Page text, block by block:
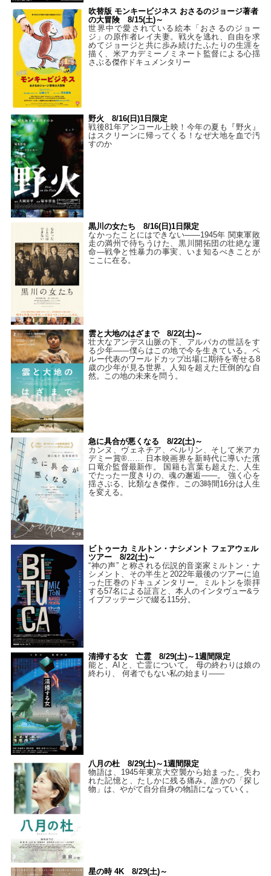
吹替版 モンキービジネス おさるのジョージ著者
の大冒険 8/15(土)～
世界中で愛されている絵本「おさるのジョー
ジ」の原作者レイ夫妻。戦火を逃れ、自由を求
めてジョージと共に歩み続けたふたりの生涯を
描く、米アカデミーノミネート監督による心揺
さぶる傑作ドキュメンタリー
野火 8/16(日)1日限定
戦後81年アンコール上映！今年の夏も『野火』
はスクリーンに帰ってくる！なぜ大地を血で汚
すのか
黒川の女たち 8/16(日)1日限定
なかったことにはできない——1945年 関東軍敗
走の満州で待ちうけた、黒川開拓団の壮絶な運
命―戦争と性暴力の事実、いま知るべきことが
ここに在る。
雲と大地のはざまで 8/22(土)～
壮大なアンデス山脈の下、アルパカの世話をす
る少年――僕らはこの地で今を生きている。ペ
ルー代表のワールドカップ出場に期待を寄せる8
歳の少年が見る世界。人知を超えた圧倒的な自
然。この地の未来を問う。
急に具合が悪くなる 8/22(土)～
カンヌ、ヴェネチア、ベルリン、そして米アカ
デミー賞®…… 日本映画界を新時代に導いた濱
口竜介監督最新作。 国籍も言葉も超えた、人生
でたった一度きりの、魂の邂逅――。 強く心を
揺さぶる、比類なき傑作。この3時間16分は人生
を変える。
ビトゥーカ ミルトン・ナシメント フェアウェル
ツアー 8/22(土)～
“神の声” と称される伝説的音楽家ミルトン・ナ
シメント、その半生と2022年最後のツアーに迫
った圧巻のドキュメンタリー。ミルトンを崇拝
する57名による証言と、本人のインタヴュー&ラ
イブフッテージで綴る115分。
清掃する女 亡霊 8/29(土)～1週間限定
能と、AIと、亡霊について。 母の終わりは娘の
終わり、 何者でもない私の始まり――
八月の杜 8/29(土)～1週間限定
物語は、1945年東京大空襲から始まった。失わ
れた記憶と、たしかに残る痛み。誰かの「探し
物」は、やがて自分自身の物語になっていく。
星の時 4K 8/29(土)～